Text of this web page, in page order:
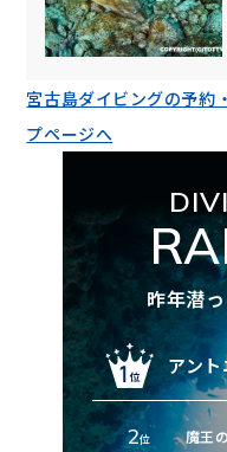
宮古島ダイビングの予約
プページへ
昨年潜
アン
2位 魔王